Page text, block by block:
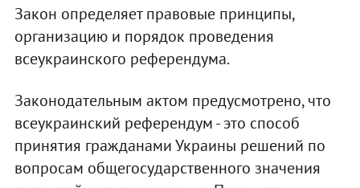
Закон определяет правовые принципы,
организацию и порядок проведения
всеукраинского референдума.
Законодательным актом предусмотрено, что
всеукраинский референдум - это способ
принятия гражданами Украины решений по
вопросам общегосударственного значения